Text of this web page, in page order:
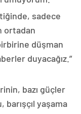
sadece
ortadan
düşman
duyacağız.”
bazı güçler
yaşama